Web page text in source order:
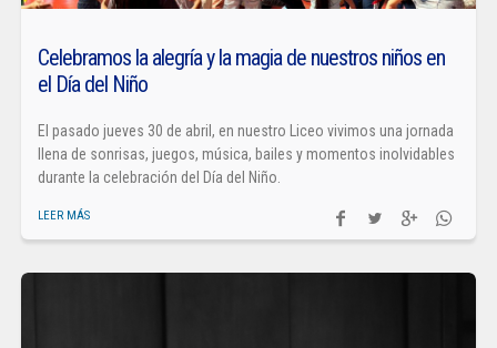
Celebramos la alegría y la magia de nuestros niños en
el Día del Niño
El pasado jueves 30 de abril, en nuestro Liceo vivimos una jornada
llena de sonrisas, juegos, música, bailes y momentos inolvidables
durante la celebración del Día del Niño.
LEER MÁS